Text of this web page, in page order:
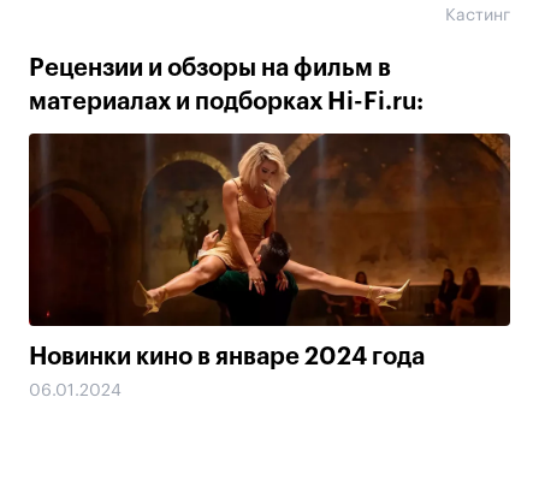
Кастинг
Рецензии и обзоры на фильм в
материалах и подборках Hi-Fi.ru:
Новинки кино в январе 2024 года
06.01.2024